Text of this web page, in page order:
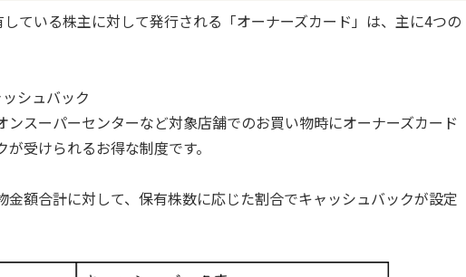
ている株主に対して発行される「オーナーズカード」は、主に4つの
シュバック
ンスーパーセンターなど対象店舗でのお買い物時にオーナーズカード
受けられるお得な制度です。
金額合計に対して、保有株数に応じた割合でキャッシュバックが設定